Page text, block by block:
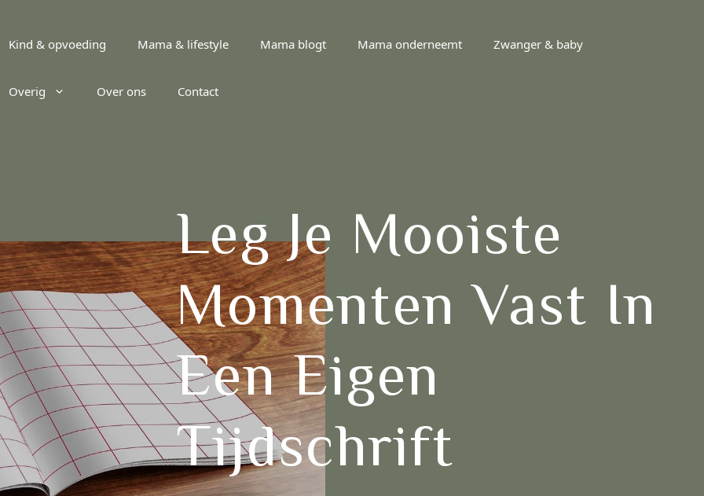
Kind & opvoeding Mama & lifestyle Mama blogt Mama onderneemt Zwanger & baby
Overig Over ons Contact
Leg Je Mooiste
Momenten Vast In
Een Eigen
Tijdschrift